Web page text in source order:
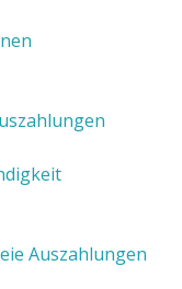
Auszahlungen